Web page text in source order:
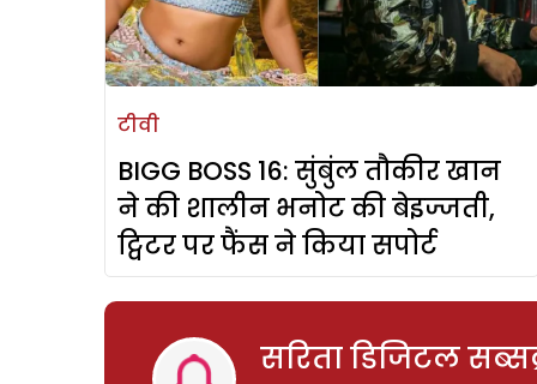
टीवी
BIGG BOSS 16: सुंबुंल तौकीर खान
ने की शालीन भनोट की बेइज्जती,
ट्विटर पर फैंस ने किया सपोर्ट
सरिता डिजिटल